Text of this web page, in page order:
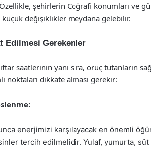
şehirlerin Coğrafi konumları ve
değişiklikler meydana gelebilir.
Edilmesi Gerekenler
saatlerinin yanı sıra, oruç tutanların
noktaları dikkate alması gerekir:
enerjimizi karşılayacak en önemli
tercih edilmelidir. Yulaf, yumurta,